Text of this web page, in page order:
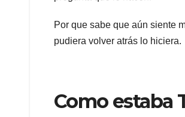
Por que sabe que aún siente
pudiera volver atrás lo hiciera.
Como estaba